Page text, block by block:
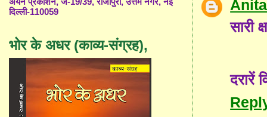
सारी
दरारें
दिल्ली-110059
भोर के अधर (काव्य-संग्रह),